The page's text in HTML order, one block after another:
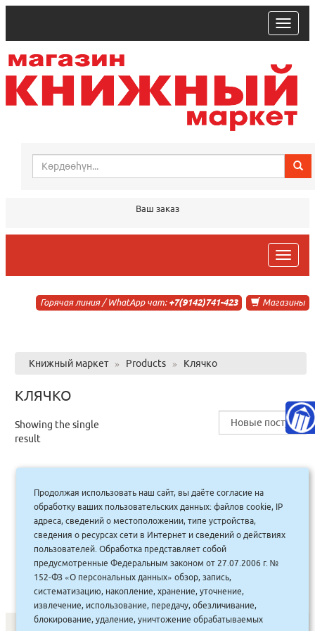
trk
Ваш заказ
trk
Магазины
Горячая линия / WhatApp чат: +7(9142)741-423
Книжный маркет » Products » Клячко
КЛЯЧКО
Showing the single
result
Просто о ферментах Почему они так
полезны? (тв.) Код питания
790.00 руб.
711 руб.
Купить
Продолжая использовать наш сайт, вы даёте согласие на
обработку ваших пользовательских данных: файлов cookie, IP
адреса, сведений о местоположении, типе устройства,
сведения о ресурсах сети в Интернет и сведений о действиях
пользователей. Обработка представляет собой
предусмотренные Федеральным законом от 27.07.2006 г. №
152-ФЗ «О персональных данных» обзор, запись,
систематизацию, накопление, хранение, уточнение,
извлечение, использование, передачу, обезличивание,
блокирование, удаление, уничтожение обрабатываемых